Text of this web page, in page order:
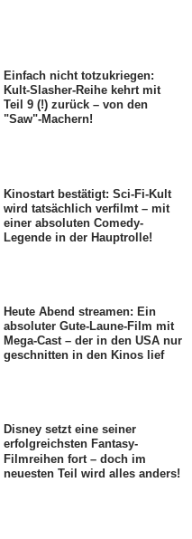
Einfach nicht totzukriegen:
Kult-Slasher-Reihe kehrt mit
Teil 9 (!) zurück – von den
"Saw"-Machern!
Kinostart bestätigt: Sci-Fi-Kult
wird tatsächlich verfilmt – mit
einer absoluten Comedy-
Legende in der Hauptrolle!
Heute Abend streamen: Ein
absoluter Gute-Laune-Film mit
Mega-Cast – der in den USA nur
geschnitten in den Kinos lief
Disney setzt eine seiner
erfolgreichsten Fantasy-
Filmreihen fort – doch im
neuesten Teil wird alles anders!